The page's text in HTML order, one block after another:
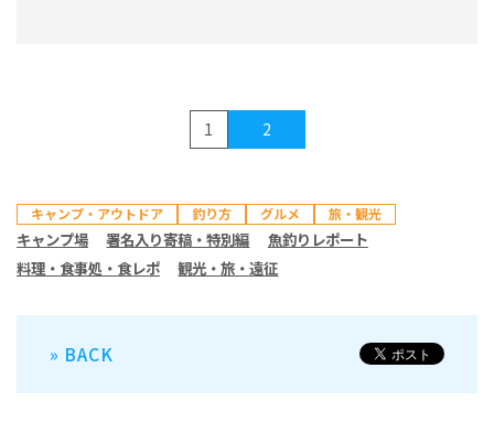
1 2
キャンプ・アウトドア 釣り方 グルメ 旅・観光
キャンプ場 署名入り寄稿・特別編
魚釣りレポート
料理・食事処・食レポ
観光・旅・遠征
» BACK